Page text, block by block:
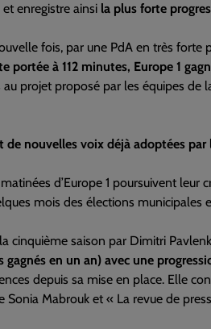
et enregistre ainsi la plus forte
fois, par une PdA en très forte
portée à 112 minutes, Europe 1
projet proposé par les équipes de
nouvelles voix déjà adoptées par
d’Europe 1 poursuivent
mois des élections municipales
cinquième saison par Dimitri
en un an) avec une
depuis sa mise en place. Elle
Mabrouk et « La revue de